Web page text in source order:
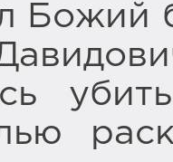
Божий